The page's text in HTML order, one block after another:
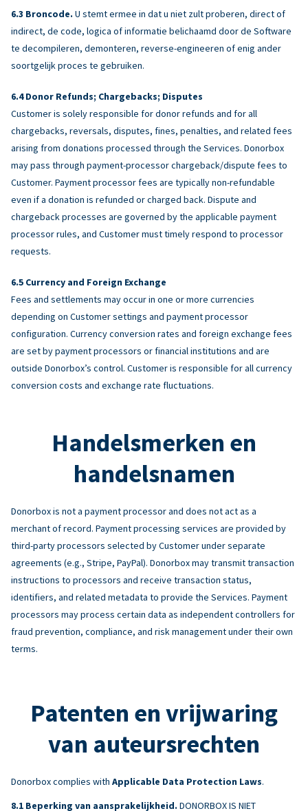
Broncode. U stemt ermee in dat u niet zult proberen, direct of
indirect, de code, logica of informatie belichaamd door de Software
te decompileren, demonteren, reverse-engineeren of enig ander
soortgelijk proces te gebruiken.
Donor Refunds; Chargebacks; Disputes
Customer is solely responsible for donor refunds and for all
chargebacks, reversals, disputes, fines, penalties, and related fees
arising from donations processed through the Services. Donorbox
may pass through payment-processor chargeback/dispute fees to
Customer. Payment processor fees are typically non-refundable
even if a donation is refunded or charged back. Dispute and
chargeback processes are governed by the applicable payment
processor rules, and Customer must timely respond to processor
requests.
Currency and Foreign Exchange
Fees and settlements may occur in one or more currencies
depending on Customer settings and payment processor
configuration. Currency conversion rates and foreign exchange fees
are set by payment processors or financial institutions and are
outside Donorbox’s control. Customer is responsible for all currency
conversion costs and exchange rate fluctuations.
Handelsmerken en
handelsnamen
Donorbox is not a payment processor and does not act as a
merchant of record. Payment processing services are provided by
third-party processors selected by Customer under separate
agreements (e.g., Stripe, PayPal). Donorbox may transmit transaction
instructions to processors and receive transaction status,
identifiers, and related metadata to provide the Services. Payment
processors may process certain data as independent controllers for
fraud prevention, compliance, and risk management under their own
terms.
Patenten en vrijwaring
van auteursrechten
Donorbox complies with Applicable Data Protection Laws.
Beperking van aansprakelijkheid. DONORBOX IS NIET